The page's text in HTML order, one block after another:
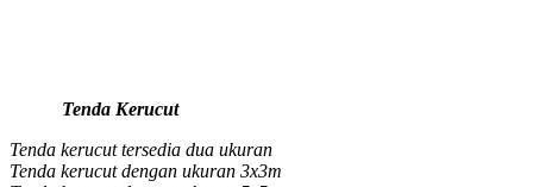
Tenda Kerucut
Tenda kerucut tersedia dua ukuran
Tenda kerucut dengan ukuran 3x3m